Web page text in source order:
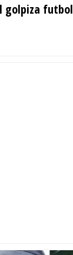
golpiza